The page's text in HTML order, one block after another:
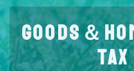
GOODS＆
TAX